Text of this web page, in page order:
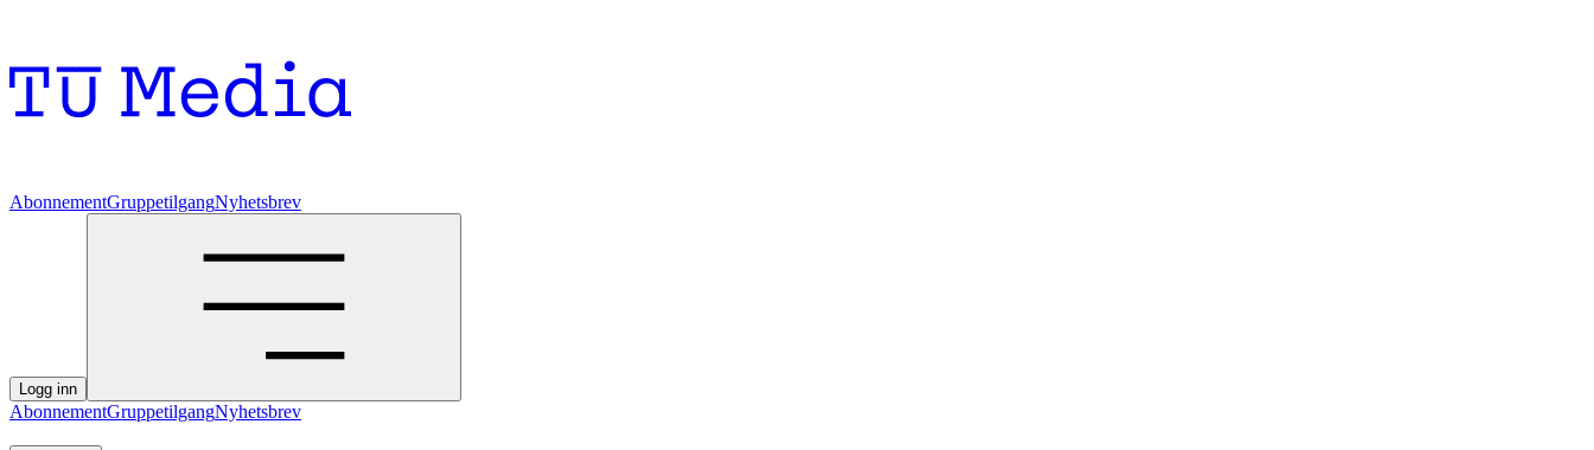
AbonnementGruppetilgangNyhetsbrev
Logg inn
AbonnementGruppetilgangNyhetsbrev